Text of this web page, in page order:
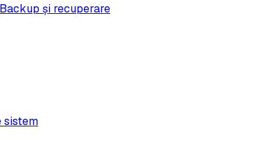
Backup și recuperare
sistem